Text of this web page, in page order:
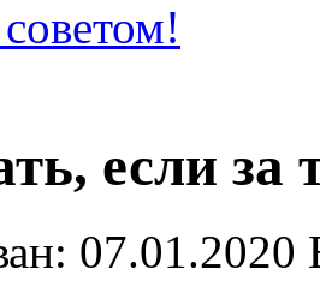
если за